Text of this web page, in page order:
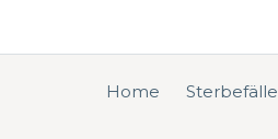
Home Sterbefälle